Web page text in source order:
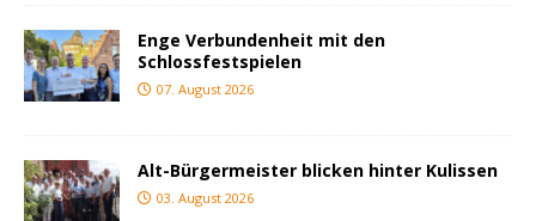
Enge Verbundenheit mit den
Schlossfestspielen
07. August 2026
Alt-Bürgermeister blicken hinter Kulissen
03. August 2026